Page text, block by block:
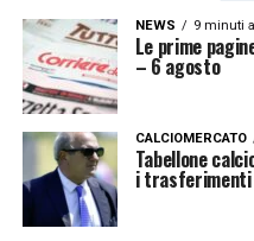
trattativa è rimasta
Ora sono attesi
esistano le
prolungamento. La
puntare ancora su di
mezzo al campo o
NEWS 9 minuti
Le prime
– 6 agosto
CALCIOMERCATO
Tabellone
i